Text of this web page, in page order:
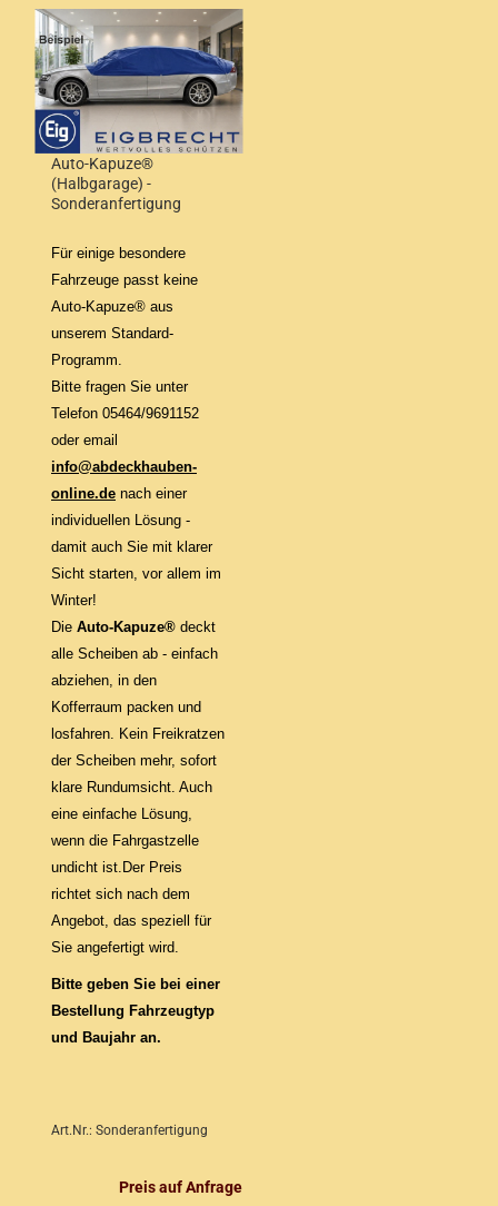
Auto-Kapuze®
(Halbgarage) -
Sonderanfertigung
Für einige besondere
Fahrzeuge passt keine
Auto-Kapuze® aus
unserem Standard-
Programm.
Bitte fragen Sie unter
Telefon 05464/9691152
oder email
info@abdeckhauben-
online.de nach einer
individuellen Lösung -
damit auch Sie mit klarer
Sicht starten, vor allem im
Winter!
Die Auto-Kapuze® deckt
alle Scheiben ab - einfach
abziehen, in den
Kofferraum packen und
losfahren. Kein Freikratzen
der Scheiben mehr, sofort
klare Rundumsicht. Auch
eine einfache Lösung,
wenn die Fahrgastzelle
undicht ist.Der Preis
richtet sich nach dem
Angebot, das speziell für
Sie angefertigt wird.
Bitte geben Sie bei einer
Bestellung Fahrzeugtyp
und Baujahr an.
Art.Nr.: Sonderanfertigung
Preis auf Anfrage